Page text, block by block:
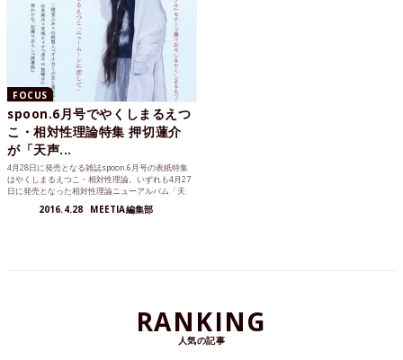
FOCUS
spoon.6月号でやくしまるえつ
こ・相対性理論特集 押切蓮介
が「天声...
4月28日に発売となる雑誌spoon.6月号の表紙特集
はやくしまるえつこ・相対性理論。いずれも4月27
日に発売となった相対性理論ニューアルバム「天
2016.4.28 MEETIA編集部
RANKING
人気の記事